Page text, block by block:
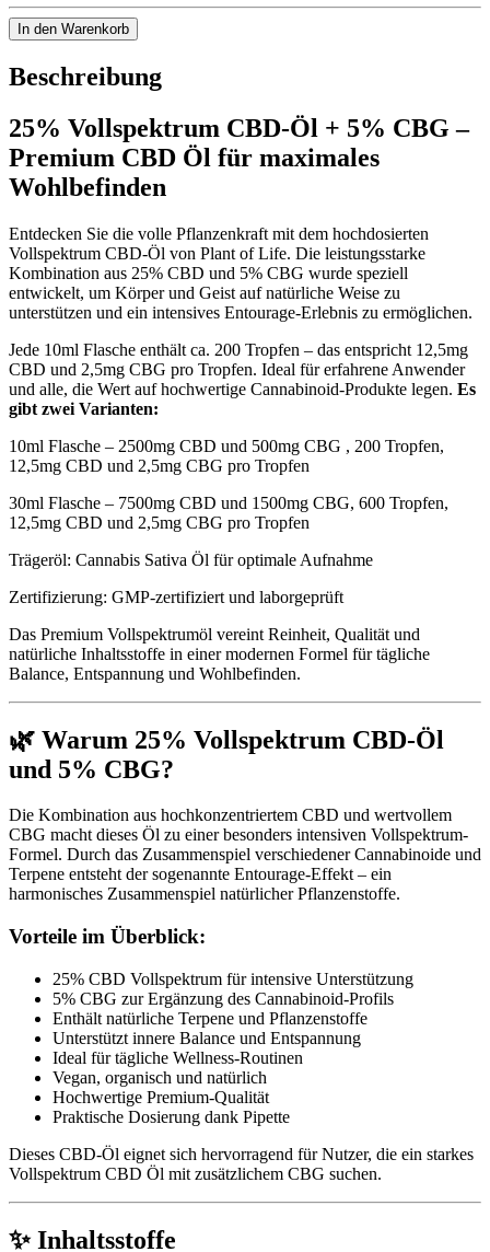
In den Warenkorb
Beschreibung
25% Vollspektrum CBD-Öl + 5% CBG –
Premium CBD Öl für maximales
Wohlbefinden
Entdecken Sie die volle Pflanzenkraft mit dem hochdosierten
Vollspektrum CBD-Öl von Plant of Life. Die leistungsstarke
Kombination aus 25% CBD und 5% CBG wurde speziell
entwickelt, um Körper und Geist auf natürliche Weise zu
unterstützen und ein intensives Entourage-Erlebnis zu ermöglichen.
Jede 10ml Flasche enthält ca. 200 Tropfen – das entspricht 12,5mg
CBD und 2,5mg CBG pro Tropfen. Ideal für erfahrene Anwender
und alle, die Wert auf hochwertige Cannabinoid-Produkte legen. Es
gibt zwei Varianten:
10ml Flasche – 2500mg CBD und 500mg CBG , 200 Tropfen,
12,5mg CBD und 2,5mg CBG pro Tropfen
30ml Flasche – 7500mg CBD und 1500mg CBG, 600 Tropfen,
12,5mg CBD und 2,5mg CBG pro Tropfen
Trägeröl: Cannabis Sativa Öl für optimale Aufnahme
Zertifizierung: GMP-zertifiziert und laborgeprüft
Das Premium Vollspektrumöl vereint Reinheit, Qualität und
natürliche Inhaltsstoffe in einer modernen Formel für tägliche
Balance, Entspannung und Wohlbefinden.
🌿 Warum 25% Vollspektrum CBD-Öl
und 5% CBG?
Die Kombination aus hochkonzentriertem CBD und wertvollem
CBG macht dieses Öl zu einer besonders intensiven Vollspektrum-
Formel. Durch das Zusammenspiel verschiedener Cannabinoide und
Terpene entsteht der sogenannte Entourage-Effekt – ein
harmonisches Zusammenspiel natürlicher Pflanzenstoffe.
Vorteile im Überblick:
25% CBD Vollspektrum für intensive Unterstützung
5% CBG zur Ergänzung des Cannabinoid-Profils
Enthält natürliche Terpene und Pflanzenstoffe
Unterstützt innere Balance und Entspannung
Ideal für tägliche Wellness-Routinen
Vegan, organisch und natürlich
Hochwertige Premium-Qualität
Praktische Dosierung dank Pipette
Dieses CBD-Öl eignet sich hervorragend für Nutzer, die ein starkes
Vollspektrum CBD Öl mit zusätzlichem CBG suchen.
✨ Inhaltsstoffe